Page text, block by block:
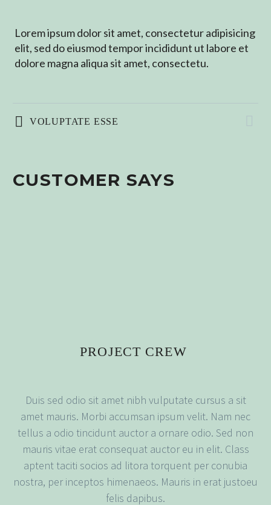
Lorem ipsum dolor sit amet, consectetur adipisicing
elit, sed do eiusmod tempor incididunt ut labore et
dolore magna aliqua sit amet, consectetu.
VOLUPTATE ESSE
CUSTOMER SAYS
PROJECT CREW
Duis sed odio sit amet nibh vulputate cursus a sit
amet mauris. Morbi accumsan ipsum velit. Nam nec
tellus a odio tincidunt auctor a ornare odio. Sed non
mauris vitae erat consequat auctor eu in elit. Class
aptent taciti socios ad litora torquent per conubia
nostra, per inceptos himenaeos. Mauris in erat justoeu
felis dapibus.